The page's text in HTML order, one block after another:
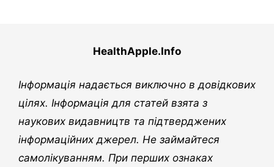
HealthApple.Info
Інформація надається виключно в довідкових
цілях. Інформація для статей взята з
наукових видавництв та підтверджених
інформаційних джерел. Не займайтеся
самолікуванням. При перших ознаках